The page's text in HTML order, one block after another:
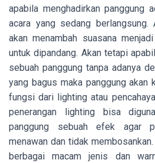
apabila menghadirkan panggung
acara yang sedang berlangsung.
akan menambah suasana
untuk dipandang. Akan tetapi
sebuah panggung tanpa adanya
yang bagus maka panggung akan
fungsi dari lighting atau
penerangan lighting bisa
panggung sebuah efek agar
menawan dan tidak
berbagai macam jenis dan